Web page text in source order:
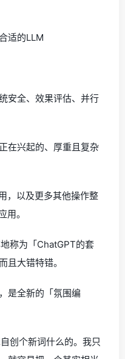
适的LLM
安全、效果评估、并行
在兴起的、厚重且复杂
，以及更多其他操作整
用。
称为「ChatGPT的套
且大错特错。
是全新的「氛围编
创个新词什么的。我只